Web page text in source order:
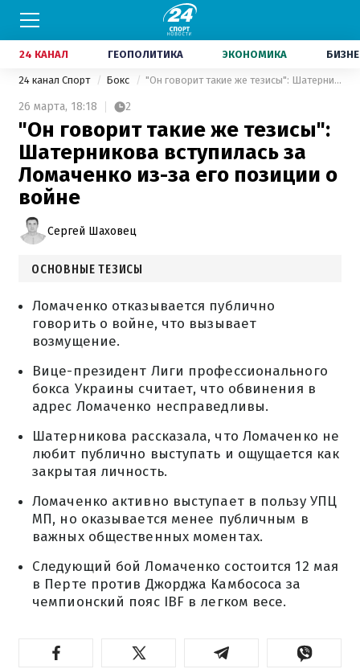
24 КАНАЛ ГЕОПОЛИТИКА ЭКОНОМИКА
24 канал Спорт Бокс "Он говорит такие же тезисы": Шатерникова вступилась за Ломаченко из-за его позиции о войне
26 марта, 18:18 2
"Он говорит такие же тезисы":
Шатерникова вступилась за
Ломаченко из-за его позиции о
войне
Сергей Шаховец
ОСНОВНЫЕ ТЕЗИСЫ
Ломаченко отказывается публично
говорить о войне, что вызывает
возмущение.
Вице-президент Лиги профессионального
бокса Украины считает, что обвинения в
адрес Ломаченко несправедливы.
Шатерникова рассказала, что Ломаченко не
любит публично выступать и ощущается как
закрытая личность.
Ломаченко активно выступает в пользу УПЦ
МП, но оказывается менее публичным в
важных общественных моментах.
Следующий бой Ломаченко состоится 12 мая
в Перте против Джорджа Камбососа за
чемпионский пояс IBF в легком весе.